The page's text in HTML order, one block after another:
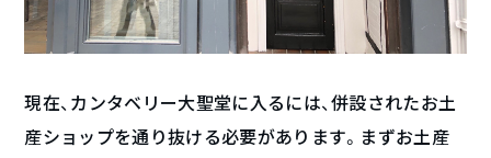
現在、カンタベリー大聖堂に入るには、併設されたお土
産ショップを通り抜ける必要があります。まずお土産